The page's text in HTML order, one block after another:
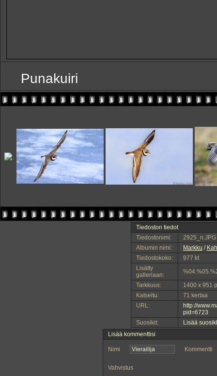
Punakuiri
Tiedoston tiedot
Tiedostonimi:
2925_n.JPG
Albumin nimi:
Markku /
Tiedostokoko:
977 kt
Lisätty
galleriaan:
Tarkkuus:
1400 x 951
Katseltu:
71 kertaa
URL:
http://
pid=6723
Suosikit:
Lisää
Lisää kommenttisi
Nimi Kommentti
Vahvistus